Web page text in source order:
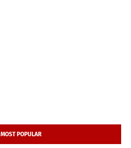
MOST POPULAR